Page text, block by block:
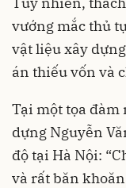
vướng mắc thủ
vật liệu xây
án thiếu vốn và
Tại một tọa đàm
dựng Nguyễn
độ tại Hà Nội:
và rất băn